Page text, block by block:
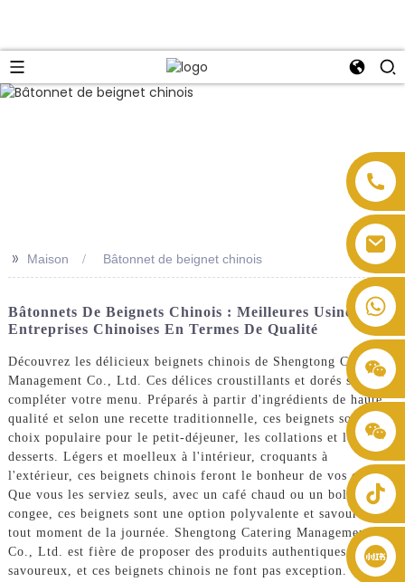
+86 8619946512999
>> Maison Bâtonnet de beignet chinois
Bâtonnets De Beignets Chinois : Meilleures Usines Et
Entreprises Chinoises En Termes De Qualité
Découvrez les délicieux beignets chinois de Shengtong Catering
Management Co., Ltd. Ces délices croustillants et dorés sauront
compléter votre menu. Préparés à partir d'ingrédients de haute
qualité et selon une recette traditionnelle, ces beignets sont un
choix populaire pour le petit-déjeuner, les collations et les
desserts. Légers et moelleux à l'intérieur, croquants à
l'extérieur, ces beignets chinois feront le bonheur de vos clients.
Que vous les serviez seuls, avec un café chaud ou un bol de
congee, ces beignets sont une option polyvalente et savoureuse à
tout moment de la journée. Shengtong Catering Management
Co., Ltd. est fière de proposer des produits authentiques et
savoureux, et ces beignets chinois ne font pas exception. Grâce à